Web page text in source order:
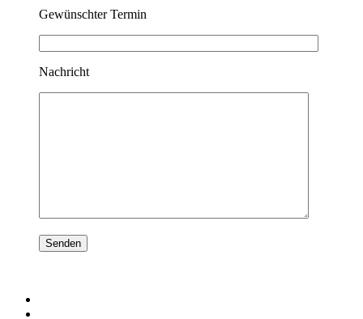
Gewünschter Termin
Nachricht